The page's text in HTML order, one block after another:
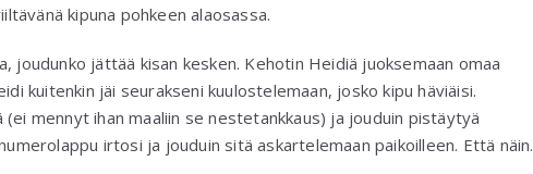
kipuna pohkeen alaosassa.
joudunko jättää kisan kesken. Kehotin Heidiä juoksemaan omaa
kuitenkin jäi seurakseni kuulostelemaan, josko kipu häviäisi.
mennyt ihan maaliin se nestetankkaus) ja jouduin pistäytyä
irtosi ja jouduin sitä askartelemaan paikoilleen. Että näin.